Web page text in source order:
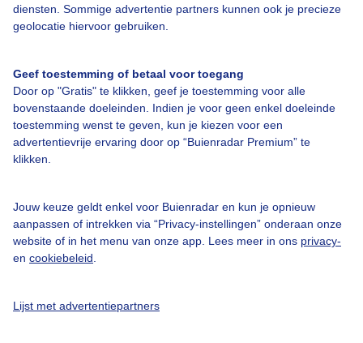
diensten. Sommige advertentie partners kunnen ook je precieze
geolocatie hiervoor gebruiken.
Geef toestemming of betaal voor toegang
Door op "Gratis" te klikken, geef je toestemming voor alle
bovenstaande doeleinden. Indien je voor geen enkel doeleinde
toestemming wenst te geven, kun je kiezen voor een
advertentievrije ervaring door op “Buienradar Premium” te
klikken.
Jouw keuze geldt enkel voor Buienradar en kun je opnieuw
aanpassen of intrekken via “Privacy-instellingen” onderaan onze
website of in het menu van onze app. Lees meer in ons privacy-
en cookiebeleid
Lijst met advertentiepartners
Bedrijfsgegevens
Contact
Toegankelijkheid
Gebruikersvoorwaarden
Adverteren
Privacy beleid
Cookie beleid